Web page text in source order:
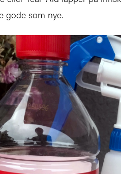
gode som nye.